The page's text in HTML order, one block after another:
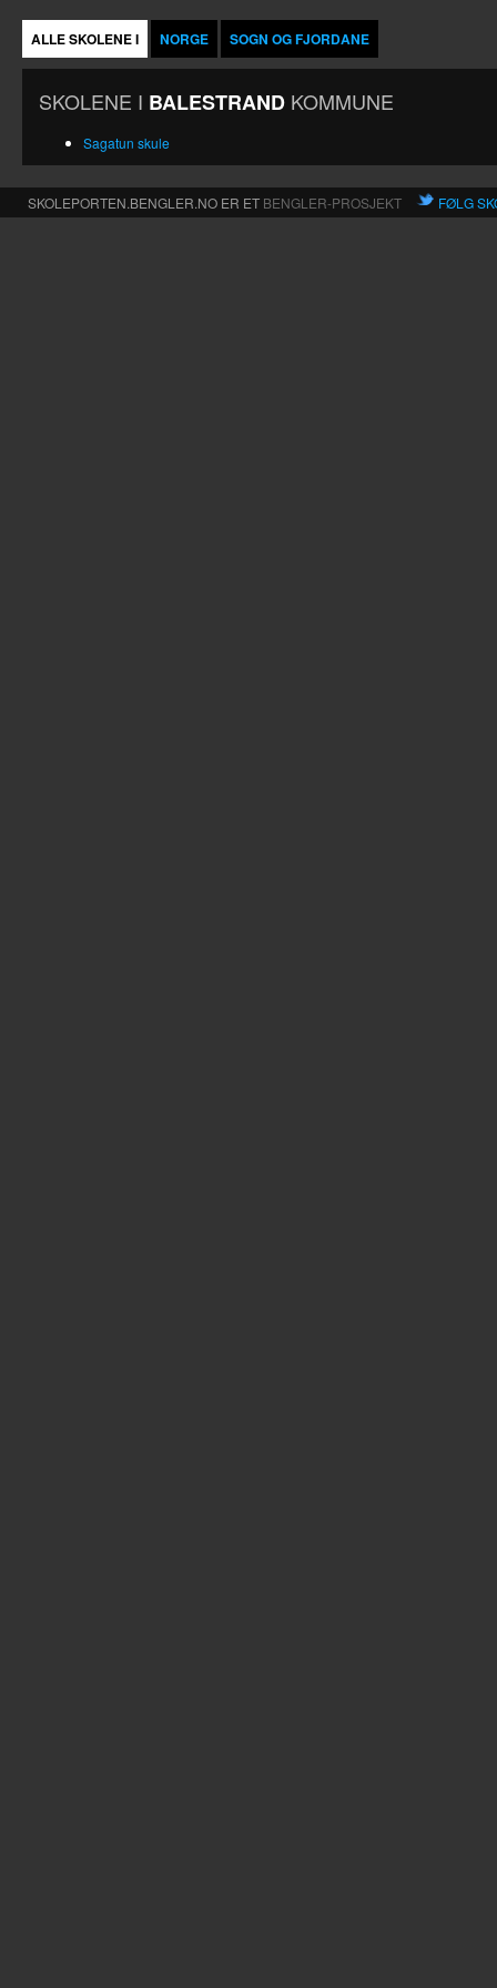
ALLE SKOLENE I NORGE SOGN OG FJORDANE
SKOLENE I BALESTRAND KOMMUNE
Sagatun skule
SKOLEPORTEN.BENGLER.NO ER ET BENGLER-PROSJEKT FØLG